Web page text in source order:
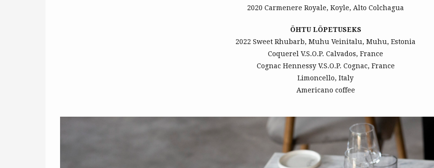
2020 Carmenere Royale, Koyle, Alto Colchagua
ÕHTU LÕPETUSEKS
2022 Sweet Rhubarb, Muhu Veinitalu, Muhu, Estonia
Coquerel V.S.O.P. Calvados, France
Cognac Hennessy V.S.O.P. Cognac, France
Limoncello, Italy
Americano coffee